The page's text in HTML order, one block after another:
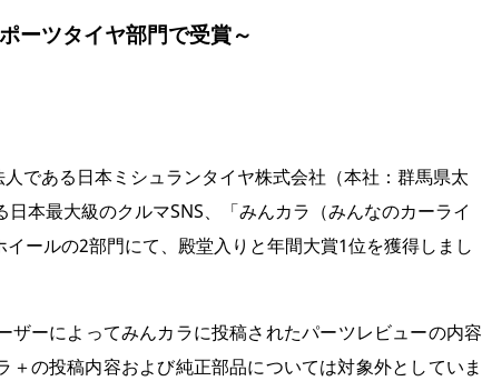
ーツタイヤ部門で受賞～
である日本ミシュランタイヤ株式会社（本社：群馬県太
本最大級のクルマSNS、「みんカラ（みんなのカーライ
イールの2部門にて、殿堂入りと年間大賞1位を獲得しまし
ザーによってみんカラに投稿されたパーツレビューの内容
の投稿内容および純正部品については対象外としていま